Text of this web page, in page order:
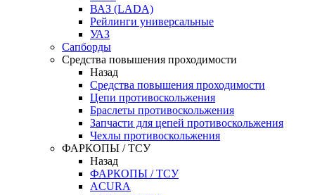
ВАЗ (LADA)
Рейлинги универсальные
УАЗ
Сапборды
Средства повышения проходимости
Назад
Средства повышения проходимости
Цепи противоскольжения
Браслеты противоскольжения
Запчасти для цепей противоскольжения
Чехлы противоскольжения
ФАРКОПЫ / ТСУ
Назад
ФАРКОПЫ / ТСУ
ACURA